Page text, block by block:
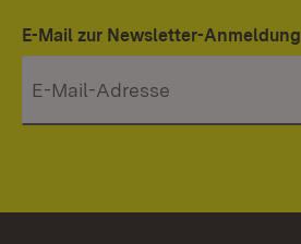
E-Mail zur Newsletter-Anmeldung